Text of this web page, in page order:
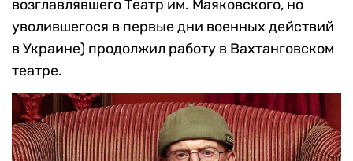
возглавлявшего Театр им. Маяковского, но
уволившегося в первые дни военных действий
в Украине) продолжил работу в Вахтанговском
театре.